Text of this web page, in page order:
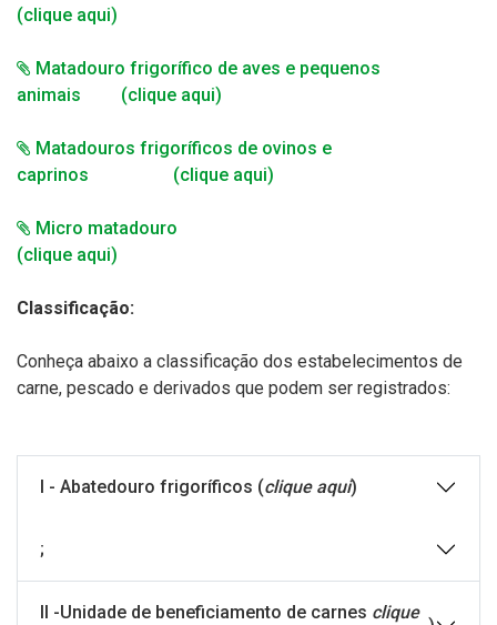
(clique aqui)
Matadouro frigorífico de aves e pequenos
animais (clique aqui)
Matadouros frigoríficos de ovinos e
caprinos (clique aqui)
Micro matadouro
(clique aqui)
Classificação:
Conheça abaixo a classificação dos estabelecimentos de
carne, pescado e derivados que podem ser registrados:
I - Abatedouro frigoríficos (clique aqui)
;
II -Unidade de beneficiamento de carnes clique